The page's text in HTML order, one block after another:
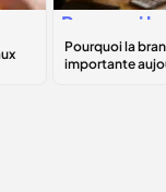
Pourquoi la
est